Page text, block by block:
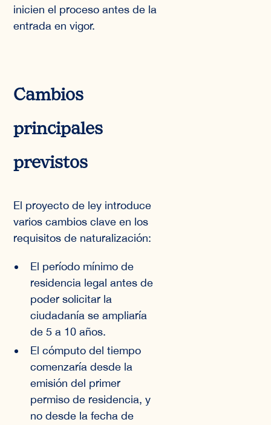
inicien el proceso antes de la
entrada en vigor.
Cambios
principales
previstos
El proyecto de ley introduce
varios cambios clave en los
requisitos de naturalización:
El período mínimo de
residencia legal antes de
poder solicitar la
ciudadanía se ampliaría
de 5 a 10 años.
El cómputo del tiempo
comenzaría desde la
emisión del primer
permiso de residencia, y
no desde la fecha de